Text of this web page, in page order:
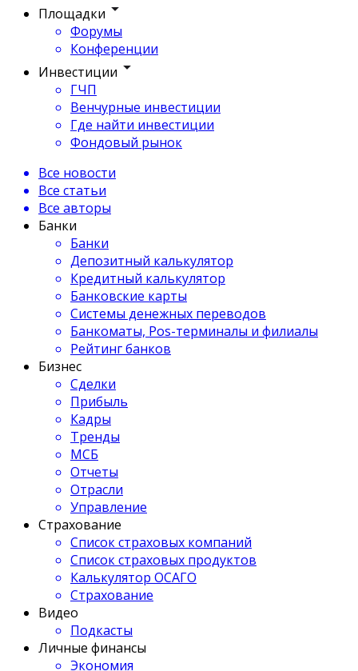
Площадки
Форумы
Конференции
Инвестиции
ГЧП
Венчурные инвестиции
Где найти инвестиции
Фондовый рынок
Все новости
Все статьи
Все авторы
Банки
Банки
Депозитный калькулятор
Кредитный калькулятор
Банковские карты
Системы денежных переводов
Банкоматы, Pos-терминалы и филиалы
Рейтинг банков
Бизнес
Сделки
Прибыль
Кадры
Тренды
МСБ
Отчеты
Отрасли
Управление
Страхование
Список страховых компаний
Список страховых продуктов
Калькулятор ОСАГО
Страхование
Видео
Подкасты
Личные финансы
Экономия